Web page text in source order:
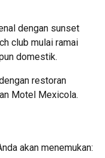
dengan sunset
club mulai ramai
domestik.
restoran
Motel Mexicola.
akan menemukan: